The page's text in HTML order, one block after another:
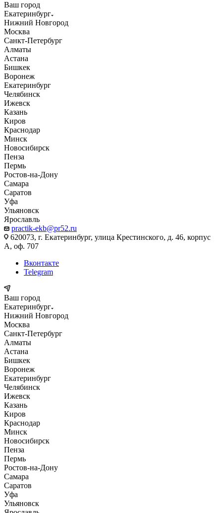
Ваш город
Екатеринбург
Нижний Новгород
Москва
Санкт-Петербург
Алматы
Астана
Бишкек
Воронеж
Екатеринбург
Челябинск
Ижевск
Казань
Киров
Краснодар
Минск
Новосибирск
Пенза
Пермь
Ростов-на-Дону
Самара
Саратов
Уфа
Ульяновск
Ярославль
practik-ekb@pr52.ru
620073, г. Екатеринбург, улица Крестинского, д. 46, корпус
А, оф. 707
Вконтакте
Telegram
Ваш город
Екатеринбург
Нижний Новгород
Москва
Санкт-Петербург
Алматы
Астана
Бишкек
Воронеж
Екатеринбург
Челябинск
Ижевск
Казань
Киров
Краснодар
Минск
Новосибирск
Пенза
Пермь
Ростов-на-Дону
Самара
Саратов
Уфа
Ульяновск